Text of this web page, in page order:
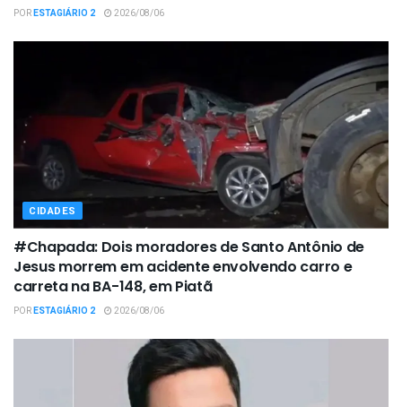
PORESTAGIÁRIO 2 2026/08/06
CIDADES
#Chapada: Dois moradores de Santo Antônio de
Jesus morrem em acidente envolvendo carro e
carreta na BA-148, em Piatã
PORESTAGIÁRIO 2 2026/08/06